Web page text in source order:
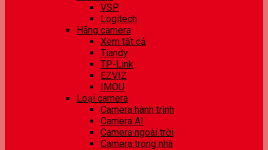
VSP
Logitech
Hãng camera
Xem tất cả
Tiandy
TP-Link
EZVIZ
IMOU
Loại camera
Camera hành trình
Camera AI
Camera ngoài trời
Camera trong nhà